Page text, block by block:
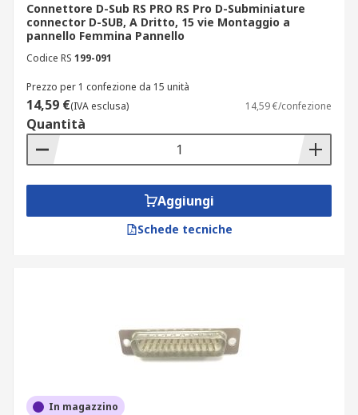
Connettore D-Sub RS PRO RS Pro D-Subminiature
connector D-SUB, A Dritto, 15 vie Montaggio a
pannello Femmina Pannello
Codice RS 199-091
Prezzo per 1 confezione da 15 unità
14,59 €(IVA esclusa) 14,59 €/confezione
Quantità
Aggiungi
Schede tecniche
In magazzino